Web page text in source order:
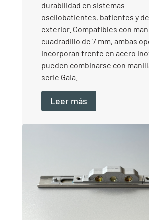
durabilidad en sistemas
oscilobatientes, batientes y
exterior. Compatibles con
cuadradillo de 7 mm, ambas
incorporan frente en acero
pueden combinarse con
serie Gaia.
Leer más